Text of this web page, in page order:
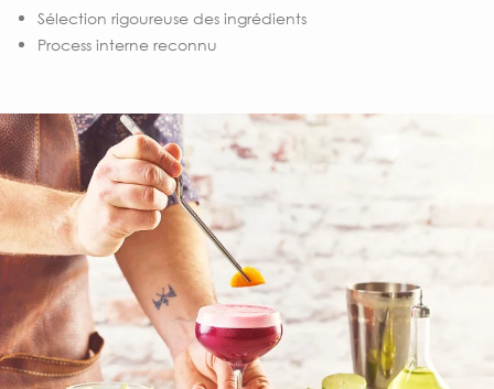
Sélection rigoureuse des ingrédients
Process interne reconnu